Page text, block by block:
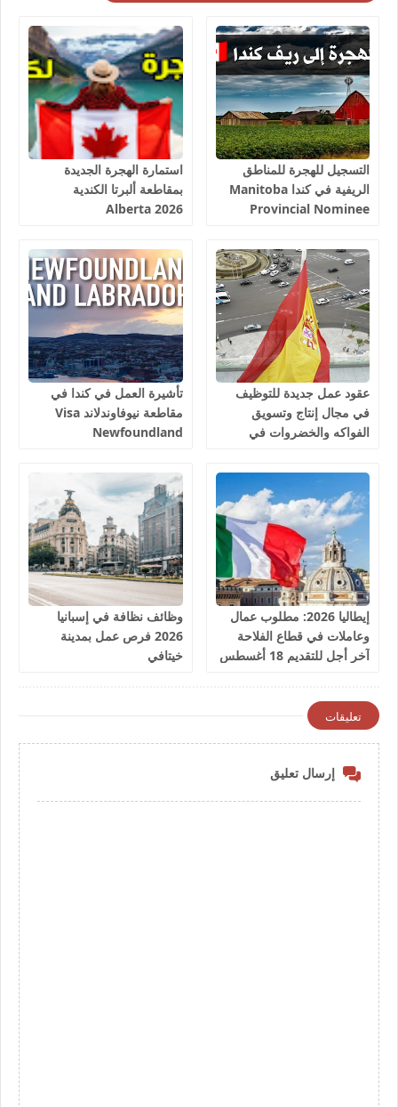
التسجيل للهجرة للمناطق
الريفية في كندا Manitoba
Provincial Nominee
استمارة الهجرة الجديدة
بمقاطعة ألبرتا الكندية
Alberta 2026
عقود عمل جديدة للتوظيف
في مجال إنتاج وتسويق
الفواكه والخضروات في
تأشيرة العمل في كندا في
مقاطعة نيوفاوندلاند Visa
Newfoundland
إيطاليا 2026: مطلوب عمال
وعاملات في قطاع الفلاحة
آخر أجل للتقديم 18 أغسطس
وظائف نظافة في إسبانيا
2026 فرص عمل بمدينة
خيتافي
تعليقات
إرسال تعليق